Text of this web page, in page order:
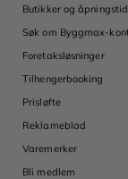
Butikker og
Søk om Byggmax-
Foretaksløsninger
Tilhengerbooking
Prisløfte
Reklameblad
Varemerker
Bli medlem